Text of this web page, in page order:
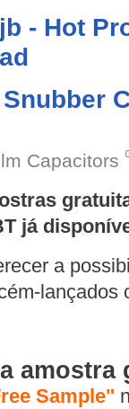
- Hot
Capacitors
já
a
lançados
amostra
Sample"